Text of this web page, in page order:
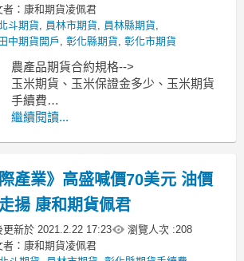
者：康和期貨凌佩君
斗期貨, 員林市期貨, 員林縣期貨,
田中期貨開戶 ,彰化縣期貨,彰化市期貨
農產品期貨合約規格-->
玉米期貨、玉米保證金多少、玉米期貨
手續費
小麥期貨、小麥保證金多少、小麥期貨
手續費
----------------------------------------------
MoneyDJ新聞
繼續閱讀...
際產業》高盛喊價70美元 油價
揚 康和期貨佩君
更新於 2021.2.22 17:23 瀏覽人次 :208
者：康和期貨凌佩君